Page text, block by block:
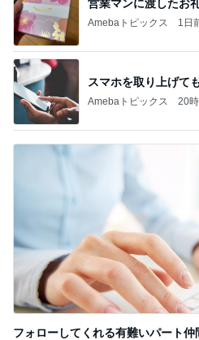
営業マンに渡したお
Amebaトピックス 1日
スマホを取り上げて
Amebaトピックス 20
フォローしてくれる有難いパート仲